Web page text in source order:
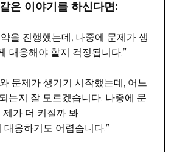
은 이야기를 하신다면:
을 진행했는데, 나중에 문제가 생
대응해야 할지 걱정됩니다.”
문제가 생기기 시작했는데, 어느
는지 잘 모르겠습니다. 나중에 문
제가 더 커질까 봐
대응하기도 어렵습니다.”